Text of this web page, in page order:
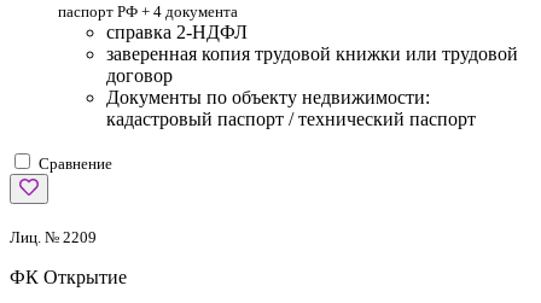
паспорт РФ + 4 документа
справка 2-НДФЛ
заверенная копия трудовой книжки или трудовой
договор
Документы по объекту недвижимости:
кадастровый паспорт / технический паспорт
Сравнение
Лиц. № 2209
ФК Открытие